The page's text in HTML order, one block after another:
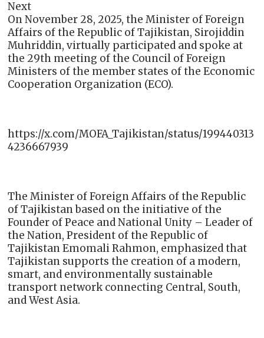
Next
On November 28, 2025, the Minister of Foreign
Affairs of the Republic of Tajikistan, Sirojiddin
Muhriddin, virtually participated and spoke at
the 29th meeting of the Council of Foreign
Ministers of the member states of the Economic
Cooperation Organization (ECO).
https://x.com/MOFA_Tajikistan/status/199440313
4236667939
The Minister of Foreign Affairs of the Republic
of Tajikistan based on the initiative of the
Founder of Peace and National Unity – Leader of
the Nation, President of the Republic of
Tajikistan Emomali Rahmon, emphasized that
Tajikistan supports the creation of a modern,
smart, and environmentally sustainable
transport network connecting Central, South,
and West Asia.